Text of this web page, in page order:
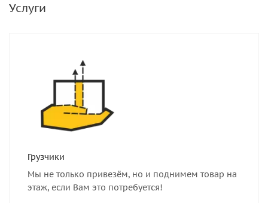
Услуги
Грузчики
Мы не только привезём, но и поднимем товар на
этаж, если Вам это потребуется!